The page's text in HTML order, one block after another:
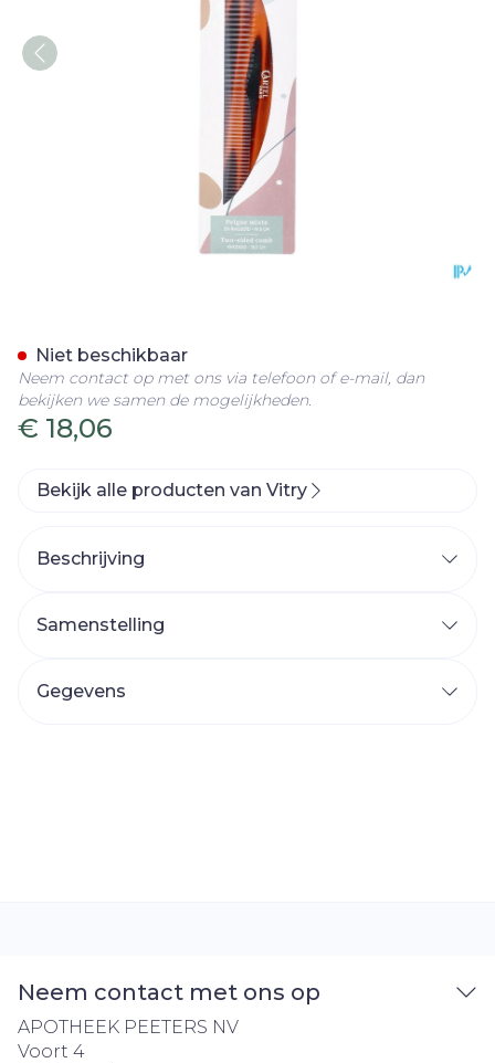
€ 18,06
Niet beschikbaar
Neem contact op met ons via telefoon of e-mail, dan
bekijken we samen de mogelijkheden.
Bekijk alle producten van Vitry
Beschrijving
Samenstelling
Gegevens
Neem contact met ons op
APOTHEEK PEETERS NV
Voort 4